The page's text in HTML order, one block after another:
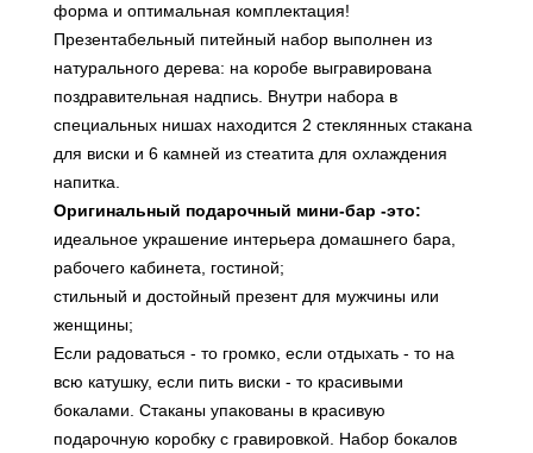
форма и оптимальная комплектация!
Презентабельный питейный набор выполнен из
натурального дерева: на коробе выгравирована
поздравительная надпись. Внутри набора в
специальных нишах находится 2 стеклянных стакана
для виски и 6 камней из стеатита для охлаждения
напитка.
Оригинальный подарочный мини-бар -это:
идеальное украшение интерьера домашнего бара,
рабочего кабинета, гостиной;
стильный и достойный презент для мужчины или
женщины;
Если радоваться - то громко, если отдыхать - то на
всю катушку, если пить виски - то красивыми
бокалами. Стаканы упакованы в красивую
подарочную коробку с гравировкой. Набор бокалов